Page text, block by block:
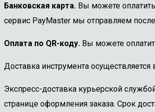
Банковская карта. Вы можете
сервис PayMaster мы отправляем
Оплата по QR-коду. Вы можете
Доставка инструмента
Экспресс-доставка курьерской
странице оформления заказа. Срок